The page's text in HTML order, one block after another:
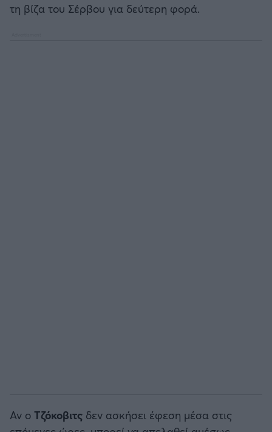
τη βίζα του Σέρβου για δεύτερη φορά.
Αν ο Τζόκοβιτς δεν ασκήσει έφεση μέσα στις